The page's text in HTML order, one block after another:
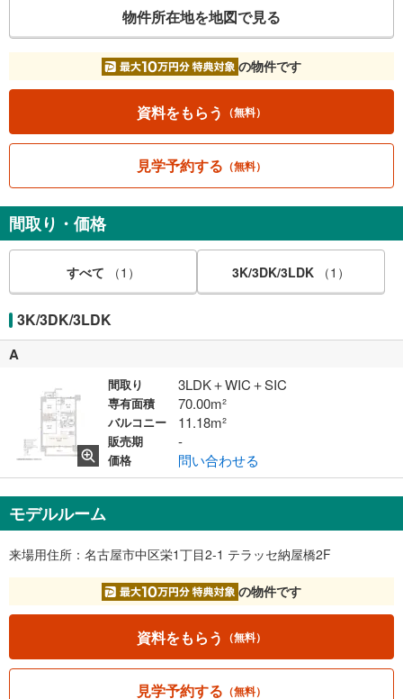
物件所在地を地図で見る
の物件です
資料をもらう （無料）
見学予約する （無料）
間取り・価格
すべて （1） 3K/3DK/3LDK （1）
3K/3DK/3LDK
A
間取り 3LDK＋WIC＋SIC
専有面積 70.00m²
バルコニー 11.18m²
販売期 -
価格 問い合わせる
モデルルーム
来場用住所：名古屋市中区栄1丁目2-1 テラッセ納屋橋2F
の物件です
資料をもらう （無料）
見学予約する （無料）